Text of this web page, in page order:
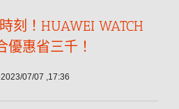
刻！HUAWEI WATCH
優惠省三千！
07/07 ,17:36